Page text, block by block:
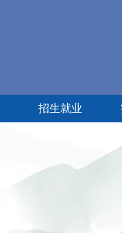
招生就业